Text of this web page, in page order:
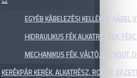
EGYÉB KÁBELEZÉSI KELLÉKEK,
HIDRAULIKUS FÉK ALKATRÉSZEK,
MECHANIKUS FÉK, VÁLTÓ, LOCKOUT,
KERÉKPÁR KERÉK, ALKATRÉSZ, ROTOR,